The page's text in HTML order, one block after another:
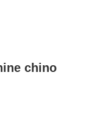
chino